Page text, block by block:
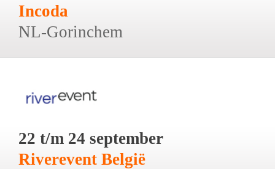
Incoda
NL-Gorinchem
22 t/m 24 september
Riverevent België